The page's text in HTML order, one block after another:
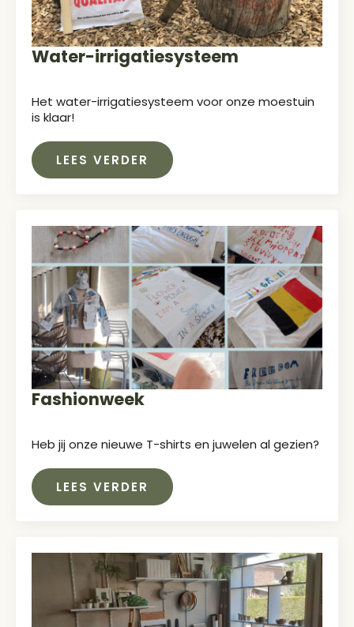
Water-irrigatiesysteem
Het water-irrigatiesysteem voor onze moestuin
is klaar!
LEES VERDER
Fashionweek
Heb jij onze nieuwe T-shirts en juwelen al gezien?
LEES VERDER